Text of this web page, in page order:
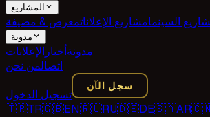
المشاريع
السينمامشاريع الإعلاناتمعرض & مضيفة
مدونة
مدونةأخبار الإعلانات
اتصالمن نحن
تسجيل الدخول
سجل الآن
🇹🇷TR🇬🇧EN🇷🇺RU🇩🇪DE🇸🇦AR